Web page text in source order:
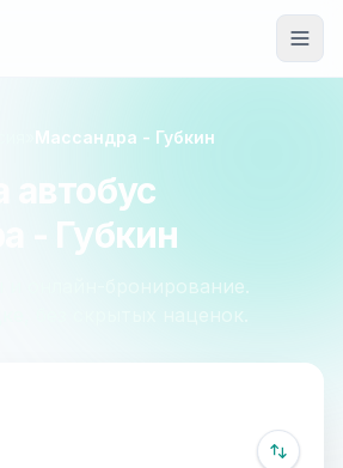
Массандра - Губкин
автобус
- Губкин
и онлайн-бронирование.
без скрытых наценок.